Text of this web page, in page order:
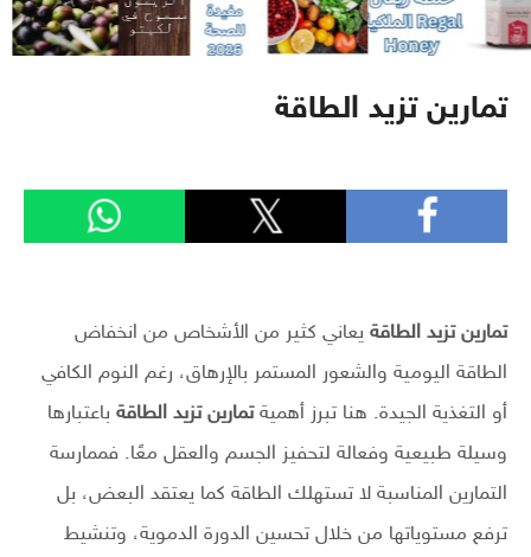
تمارين تزيد الطاقة
تمارين تزيد الطاقة يعاني كثير من الأشخاص من انخفاض
الطاقة اليومية والشعور المستمر بالإرهاق، رغم النوم الكافي
أو التغذية الجيدة. هنا تبرز أهميةتمارين تزيد الطاقة باعتبارها
وسيلة طبيعية وفعالة لتحفيز الجسم والعقل معًا. فممارسة
التمارين المناسبة لا تستهلك الطاقة كما يعتقد البعض، بل
ترفع مستوياتها من خلال تحسين الدورة الدموية، وتنشيط